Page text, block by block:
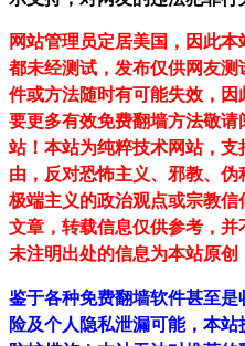
网站管理员定居美国，因此
都未经测试，发布仅供网友
件或方法随时有可能失效，
要更多有效免费翻墙方法敬
站！ 本站为纯粹技术网站，支
由，反对恐怖主义、邪教、
极端主义的政治观点或宗教
文章，转载信息仅供参考，并
未注明出处的信息为本站原创
鉴于各种免费翻墙软件甚至
险及个人隐私泄漏可能，本